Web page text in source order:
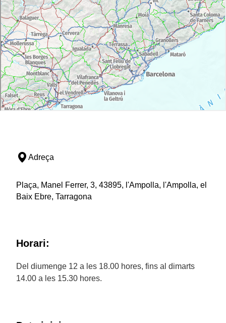
Adreça
Plaça, Manel Ferrer, 3, 43895, l'Ampolla, l'Ampolla, el
Baix Ebre, Tarragona
Horari:
Del diumenge 12 a les 18.00 hores, fins al dimarts
14.00 a les 15.30 hores.